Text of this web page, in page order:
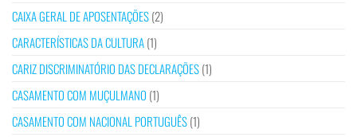
CAIXA GERAL DE APOSENTAÇÕES(2)
CARACTERÍSTICAS DA CULTURA(1)
CARIZ DISCRIMINATÓRIO DAS DECLARAÇÕES(1)
CASAMENTO COM MUÇULMANO (1)
CASAMENTO COM NACIONAL PORTUGUÊS(1)